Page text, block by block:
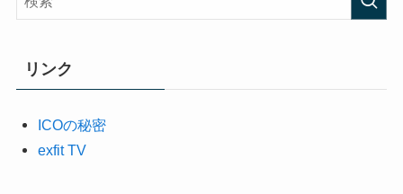
リンク
ICOの秘密
exfit TV